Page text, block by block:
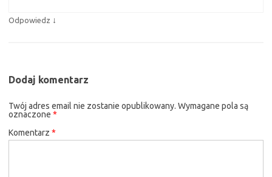
Odpowiedz ↓
Dodaj komentarz
Twój adres email nie zostanie opublikowany. Wymagane pola są
oznaczone *
Komentarz *